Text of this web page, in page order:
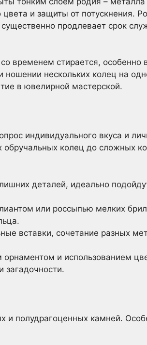
и защиты от потускнения.
продлевает срок
временем стирается, особенно
нескольких колец на
в ювелирной мастерской.
индивидуального вкуса и
обручальных колец до сложных
деталей, идеально
или россыпью мелких
вставки, сочетание разных
и использованием
загадочности.
и полудрагоценных камней.